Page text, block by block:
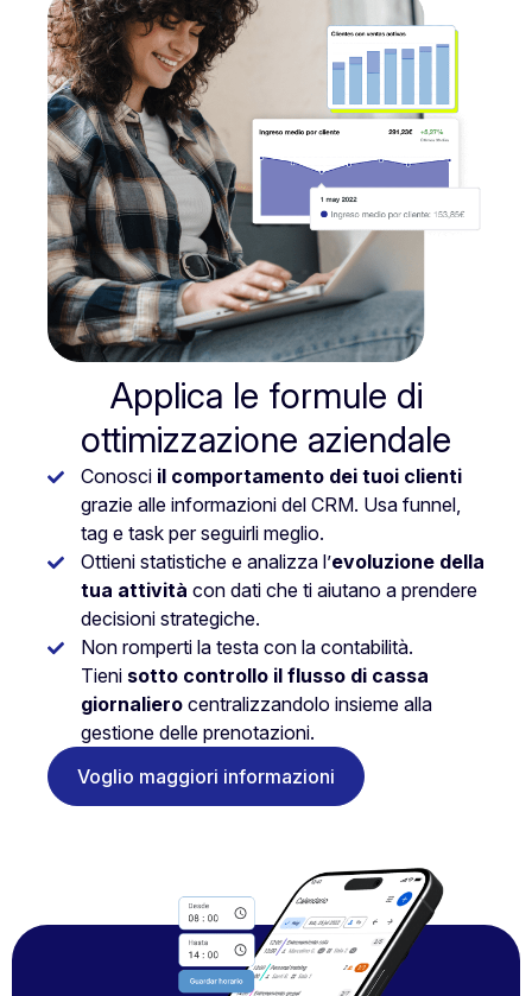
Applica le formule di
ottimizzazione aziendale
Conosci il comportamento dei tuoi clienti
grazie alle informazioni del CRM. Usa funnel,
tag e task per seguirli meglio.
Ottieni statistiche e analizza l’evoluzione della
tua attività con dati che ti aiutano a prendere
decisioni strategiche.
Non romperti la testa con la contabilità.
Tieni sotto controllo il flusso di cassa
giornaliero centralizzandolo insieme alla
gestione delle prenotazioni.
Voglio maggiori informazioni